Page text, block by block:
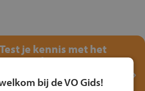
Test je kennis met het
Fiets Veilig
bij de VO Gids!